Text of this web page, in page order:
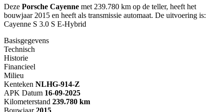
Deze Porsche Cayenne met 239.780 km op de teller, heeft het
bouwjaar 2015 en heeft als transmissie automaat. De uitvoering is:
Cayenne S 3.0 S E-Hybrid
Basisgegevens
Technisch
Historie
Financieel
Milieu
Kenteken NLHG-914-Z
APK Datum 16-09-2025
Kilometerstand 239.780 km
Bouwjaar 2015